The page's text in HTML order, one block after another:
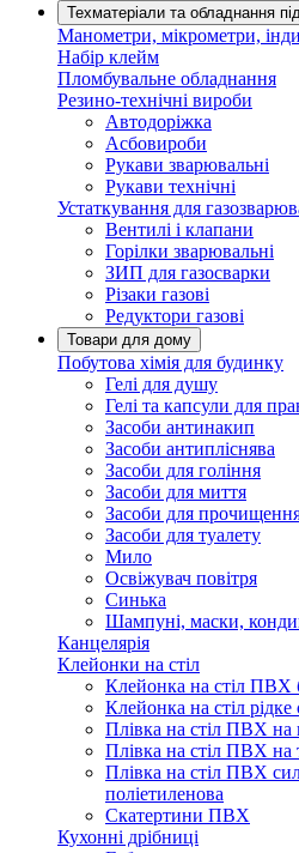
Техматеріали та обладнання
Манометри, мікрометри,
Набір клейм
Пломбувальне обладнання
Резино-технічні вироби
Автодоріжка
Асбовироби
Рукави зварювальні
Рукави технічні
Устаткування для
Вентилі і клапани
Горілки зварювальні
ЗИП для газосварки
Різаки газові
Редуктори газові
Товари для дому
Побутова хімія для будинку
Гелі для душу
Гелі та капсули для
Засоби антинакип
Засоби антипліснява
Засоби для гоління
Засоби для миття
Засоби для
Засоби для туалету
Мило
Освіжувач повітря
Синька
Шампуні, маски,
Канцелярія
Клейонки на стіл
Клейонка на стіл ПВХ
Клейонка на стіл рідке
Плівка на стіл ПВХ на
Плівка на стіл ПВХ на
Плівка на стіл ПВХ
поліетиленова
Скатертини ПВХ
Кухонні дрібниці